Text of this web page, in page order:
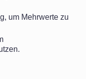
um Mehrwerte zu